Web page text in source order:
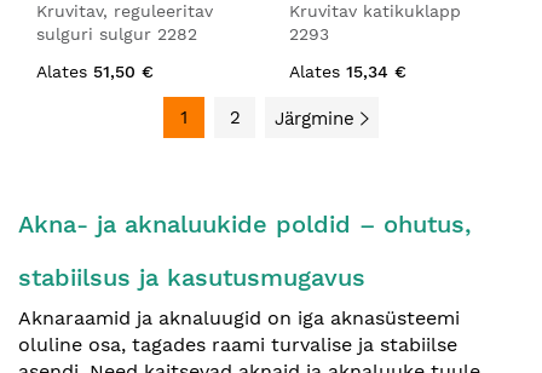
Kruvitav, reguleeritav
sulguri sulgur 2282
Alates 51,50 €
Kruvitav katikuklapp
2293
Alates 15,34 €
1 2 Järgmine
Akna- ja aknaluukide poldid – ohutus,
stabiilsus ja kasutusmugavus
Aknaraamid ja aknaluugid on iga aknasüsteemi
oluline osa, tagades raami turvalise ja stabiilse